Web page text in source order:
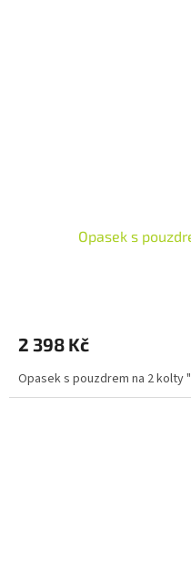
Opasek s
2 398 Kč
Opasek s pouzdrem na 2 kolty